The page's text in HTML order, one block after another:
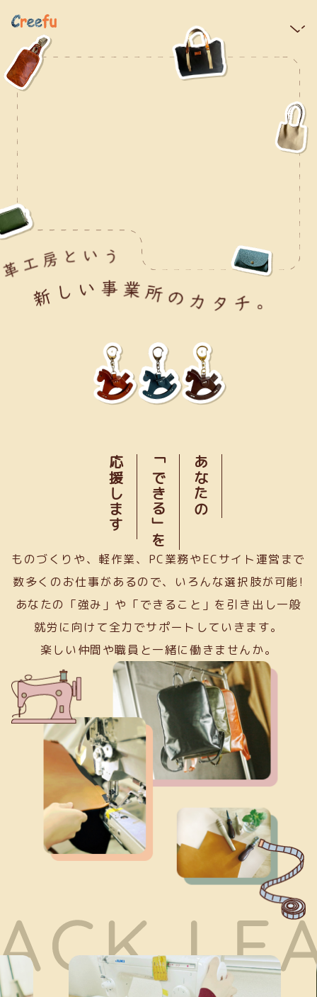
あなたの
「できる」を
応援します
ものづくりや、軽作業、PC業務やECサイト運営まで
数多くのお仕事があるので、いろんな選択肢が可能!
あなたの「強み」や「できること」を引き出し一般
就労に向けて全力でサポートしていきます。
楽しい仲間や職員と一緒に働きませんか。